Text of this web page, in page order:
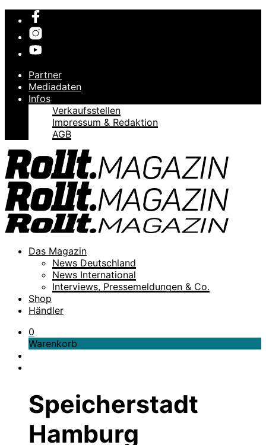
Partner
Mediadaten
Infos
Verkaufsstellen
Impressum & Redaktion
AGB
Das Magazin
News Deutschland
News International
Interviews, Pressemeldungen & Co.
Shop
Händler
0
Warenkorb
Speicherstadt
Hamburg